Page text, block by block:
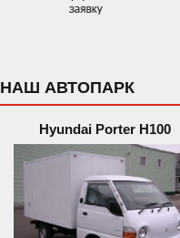
НАШ АВТОПАРК
Hyundai Porter H100